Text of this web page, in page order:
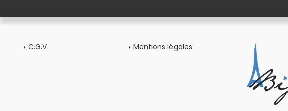
C.G.V Mentions légales